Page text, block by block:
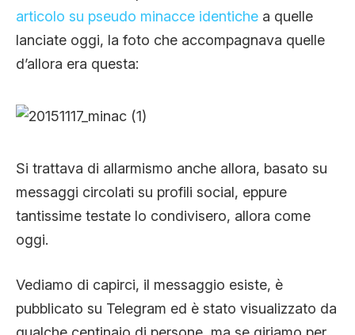
articolo su pseudo minacce identiche a quelle
lanciate oggi, la foto che accompagnava quelle
d’allora era questa:
Si trattava di allarmismo anche allora, basato su
messaggi circolati su profili social, eppure
tantissime testate lo condivisero, allora come
oggi.
Vediamo di capirci, il messaggio esiste, è
pubblicato su Telegram ed è stato visualizzato da